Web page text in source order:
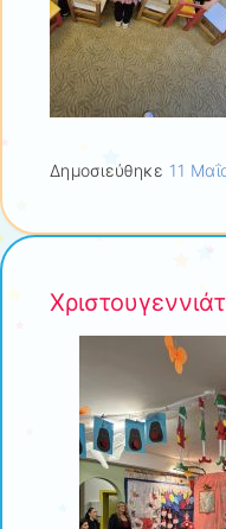
Δημοσιεύθηκε 11